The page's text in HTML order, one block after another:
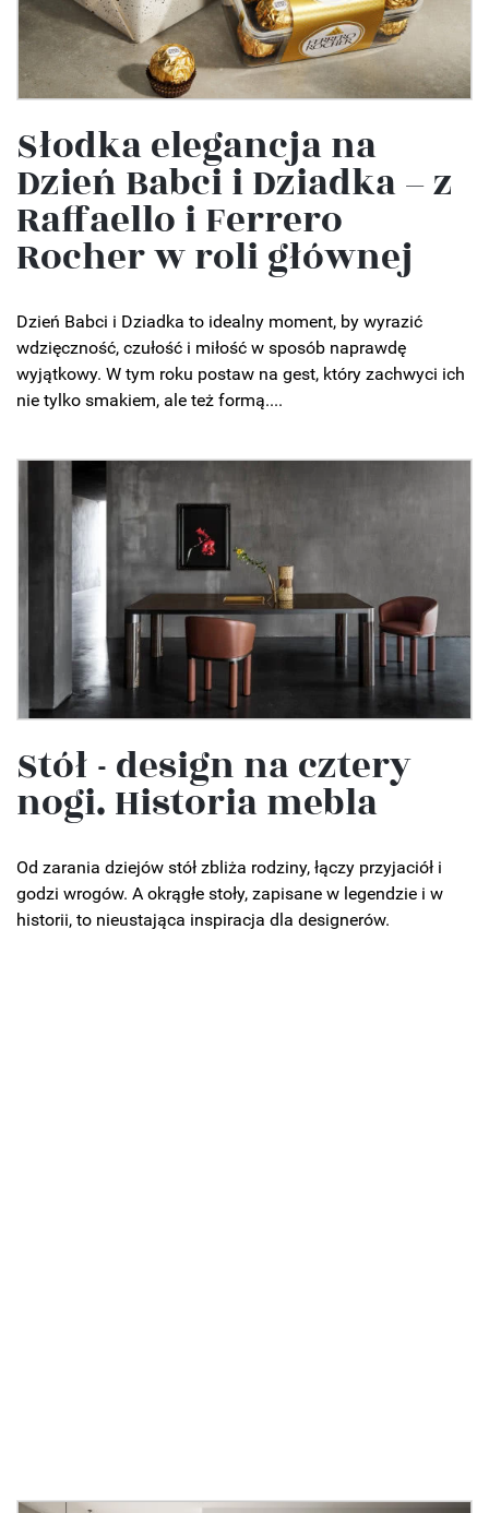
Słodka elegancja na
Dzień Babci i Dziadka – z
Raffaello i Ferrero
Rocher w roli głównej
Dzień Babci i Dziadka to idealny moment, by wyrazić
wdzięczność, czułość i miłość w sposób naprawdę
wyjątkowy. W tym roku postaw na gest, który zachwyci ich
nie tylko smakiem, ale też formą....
Stół - design na cztery
nogi. Historia mebla
Od zarania dziejów stół zbliża rodziny, łączy przyjaciół i
godzi wrogów. A okrągłe stoły, zapisane w legendzie i w
historii, to nieustająca inspiracja dla designerów.